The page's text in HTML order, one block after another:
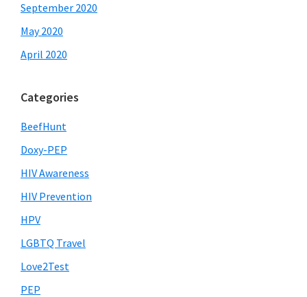
September 2020
May 2020
April 2020
Categories
BeefHunt
Doxy-PEP
HIV Awareness
HIV Prevention
HPV
LGBTQ Travel
Love2Test
PEP